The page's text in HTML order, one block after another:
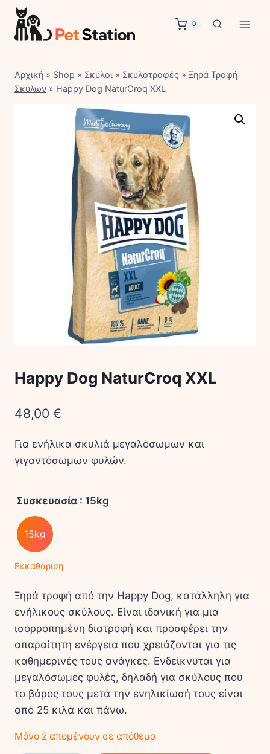
Skip
content
0
Αρχική » Shop » Σκύλοι » Σκυλοτροφές » Ξηρά Τροφή
Σκύλων » Happy Dog NaturCroq XXL
Happy Dog NaturCroq XXL
48,00 €
Για ενήλικα σκυλιά μεγαλόσωμων και
γιγαντόσωμων φυλών.
Συσκευασία : 15kg
15kg
Εκκαθάριση
Ξηρά τροφή από την Happy Dog, κατάλληλη για
ενήλικους σκύλους. Είναι ιδανική για μια
ισορροπημένη διατροφή και προσφέρει την
απαραίτητη ενέργεια που χρειάζονται για τις
καθημερινές τους ανάγκες. Ενδείκνυται για
μεγαλόσωμες φυλές, δηλαδή για σκύλους που
το βάρος τους μετά την ενηλικίωσή τους είναι
από 25 κιλά και πάνω.
Μόνο 2 απομένουν σε απόθεμα